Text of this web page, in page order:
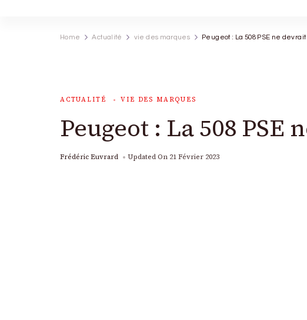
Home Actualité vie des marques Peugeot : La 508 PSE ne
ACTUALITÉ VIE DES MARQUES
Peugeot : La 508
Frédéric Euvrard Updated On 21 Février 2023